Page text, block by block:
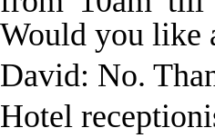
Would you like
David: No.
Hotel